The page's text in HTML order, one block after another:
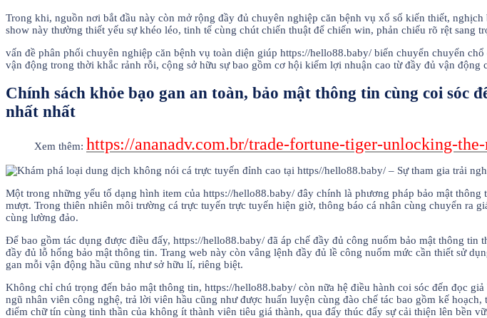
Trong khi, nguồn nơi bắt đầu này còn mở rộng đầy đủ chuyên nghiệp căn bệnh vụ xổ số kiến thiết,
show này thường thiết yếu sự khéo léo, tinh tế cùng chút chiến thuật để chiến win, phản chiếu rõ rệt sang
vấn đề phân phối chuyên nghiệp căn bệnh vụ toàn diện giúp https://hello88.baby/ biến chuyển chuyển
vận động trong thời khắc rảnh rỗi, cộng sở hữu sự bao gồm cơ hội kiếm lợi nhuận cao từ đầy đủ vận động
Chính sách khỏe bạo gan an toàn, bảo mật thông tin cùng coi
nhất nhất
Xem thêm: https://ananadv.com.br/trade-fortune-tiger-unlocking-
Một trong những yếu tố dạng hình item của https://hello88.baby/ đây chính là phương pháp bảo mật
mượt. Trong thiên nhiên môi trường cá trực tuyến trực tuyến hiện giờ, thông báo cá nhân cùng chuyển ra
cùng lường đảo.
Để bao gồm tác dụng được điều đấy, https://hello88.baby/ đã áp chế đầy đủ công nuốm bảo mật thông
đầy đủ lỗ hổng bảo mật thông tin. Trang web này còn vâng lệnh đầy đủ lề công nuốm mức cần thiết sử
gan mỗi vận động hầu cũng như sở hữu lí, riêng biệt.
Không chỉ chú trọng đến bảo mật thông tin, https://hello88.baby/ còn nữa hệ điều hành coi sóc đến đọc
ngũ nhân viên công nghệ, trả lời viên hầu cũng như được huấn luyện cùng đào chế tác bao gồm kế
điểm chữ tín cùng tinh thần của không ít thành viên tiêu giá thành, qua đấy thúc đẩy sự cải thiện lên bền